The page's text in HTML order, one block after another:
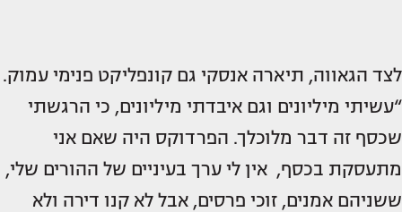
לצד הגאווה, תיארה אנסקי גם קונפליקט פנימי עמוק.
“עשיתי מיליונים וגם איבדתי מיליונים, כי הרגשתי
שכסף זה דבר מלוכלך. הפרדוקס היה שאם אני
מתעסקת בכסף, אין לי ערך בעיניים של ההורים שלי,
ששניהם אמנים, זוכי פרסים, אבל לא קנו דירה ולא